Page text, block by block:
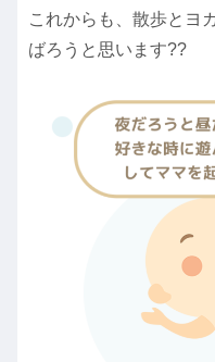
これからも、散歩とヨ
ばろうと思います??